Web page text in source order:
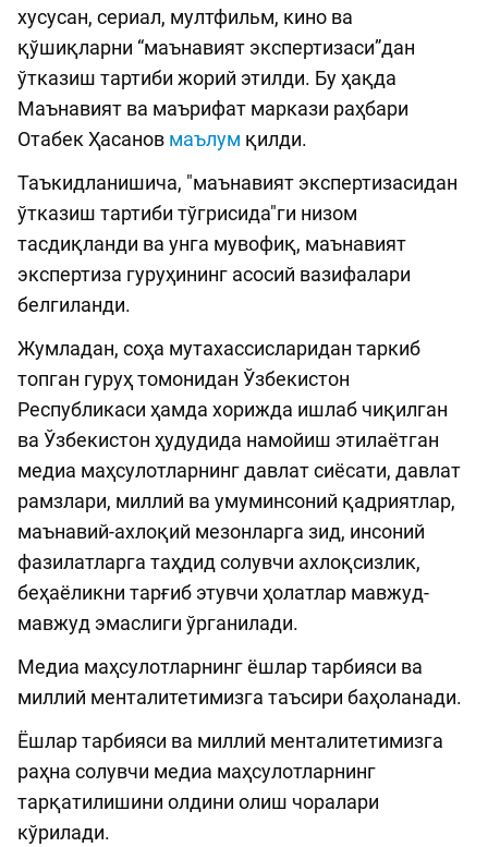
хусусан, сериал, мултфильм, кино ва
қўшиқларни “маънавият экспертизаси”дан
ўтказиш тартиби жорий этилди. Бу ҳақда
Маънавият ва маърифат маркази раҳбари
Отабек Ҳасанов маълум қилди.
Таъкидланишича, "маънавият экспертизасидан
ўтказиш тартиби тўгрисида"ги низом
тасдиқланди ва унга мувофиқ, маънавият
экспертиза гуруҳининг асосий вазифалари
белгиланди.
Жумладан, соҳа мутахассисларидан таркиб
топган гуруҳ томонидан Ўзбекистон
Республикаси ҳамда хорижда ишлаб чиқилган
ва Ўзбекистон ҳудудида намойиш этилаётган
медиа маҳсулотларнинг давлат сиёсати, давлат
рамзлари, миллий ва умуминсоний қадриятлар,
маънавий-ахлоқий мезонларга зид, инсоний
фазилатларга таҳдид солувчи ахлоқсизлик,
беҳаёликни тарғиб этувчи ҳолатлар мавжуд-
мавжуд эмаслиги ўрганилади.
Медиа маҳсулотларнинг ёшлар тарбияси ва
миллий менталитетимизга таъсири баҳоланади.
Ёшлар тарбияси ва миллий менталитетимизга
раҳна солувчи медиа маҳсулотларнинг
тарқатилишини олдини олиш чоралари
кўрилади.